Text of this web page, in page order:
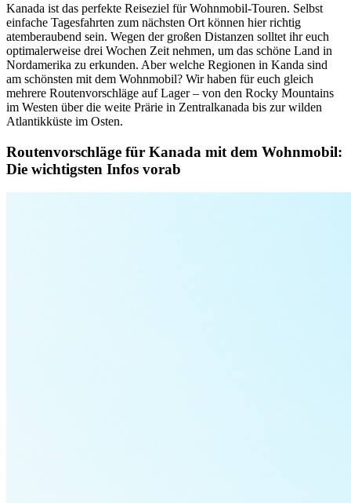
Kanada ist das perfekte Reiseziel für Wohnmobil-Touren. Selbst
einfache Tagesfahrten zum nächsten Ort können hier richtig
atemberaubend sein. Wegen der großen Distanzen solltet ihr euch
optimalerweise drei Wochen Zeit nehmen, um das schöne Land in
Nordamerika zu erkunden. Aber welche Regionen in Kanda sind
am schönsten mit dem Wohnmobil? Wir haben für euch gleich
mehrere Routenvorschläge auf Lager – von den Rocky Mountains
im Westen über die weite Prärie in Zentralkanada bis zur wilden
Atlantikküste im Osten.
Routenvorschläge für Kanada mit dem Wohnmobil:
Die wichtigsten Infos vorab